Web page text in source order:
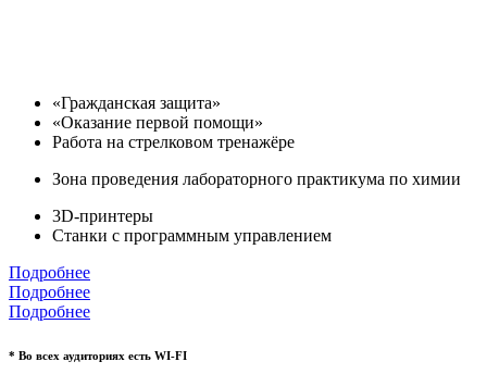
«Гражданская защита»
«Оказание первой помощи»
Работа на стрелковом тренажёре
Зона проведения лабораторного практикума по химии
3D-принтеры
Станки с программным управлением
Подробнее
Подробнее
Подробнее
* Во всех аудиториях есть WI-FI